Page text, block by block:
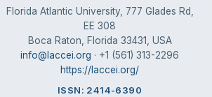
Florida Atlantic University, 777 Glades Rd,
EE 308
Boca Raton, Florida 33431, USA
info@laccei.org · +1 (561) 313-2296
https://laccei.org/
ISSN: 2414-6390